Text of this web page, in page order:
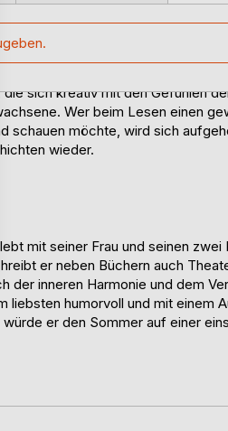
das Unmögliche möglich zu
sie ausgewählt, die deutsche
nach Mexiko zu führen. Kann sie
von lustlosen Individualisten
Sie selbst kam durch eine
sich kreativ mit den Gefühlen
Wer beim Lesen einen
schauen möchte, wird sich
wieder.
mit seiner Frau und seinen
er neben Büchern auch
der inneren Harmonie und dem
liebsten humorvoll und mit einem
er den Sommer auf einer